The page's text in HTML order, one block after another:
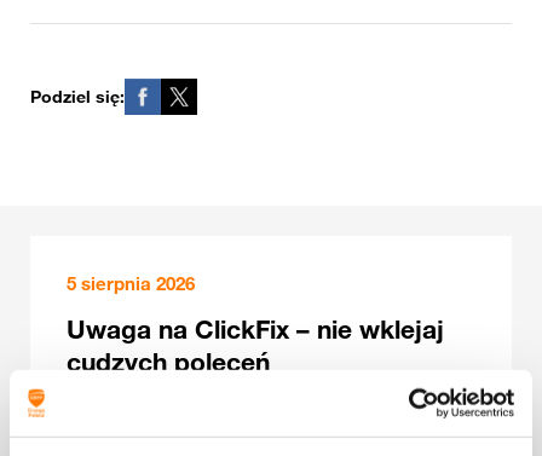
Podziel się:
5 sierpnia 2026
Uwaga na ClickFix – nie wklejaj
cudzych poleceń
Dowiedz się więcej